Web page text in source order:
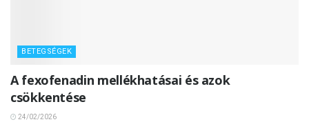
BETEGSÉGEK
A fexofenadin mellékhatásai és azok
csökkentése
24/02/2026